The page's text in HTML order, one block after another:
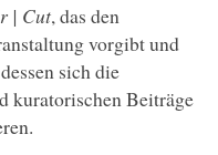
| Cut, das den
vorgibt und
sich die
kuratorischen Beiträge